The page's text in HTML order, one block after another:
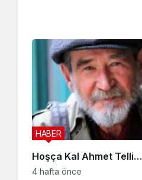
Hoşça Kal Ahmet Telli…
HABER
4 hafta önce